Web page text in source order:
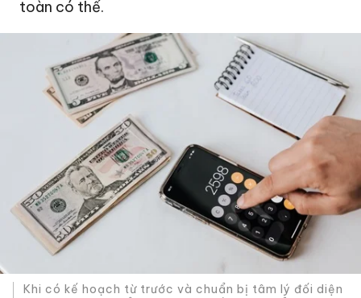
toàn có thể.
Khi có kế hoạch từ trước và chuẩn bị tâm lý đối diện